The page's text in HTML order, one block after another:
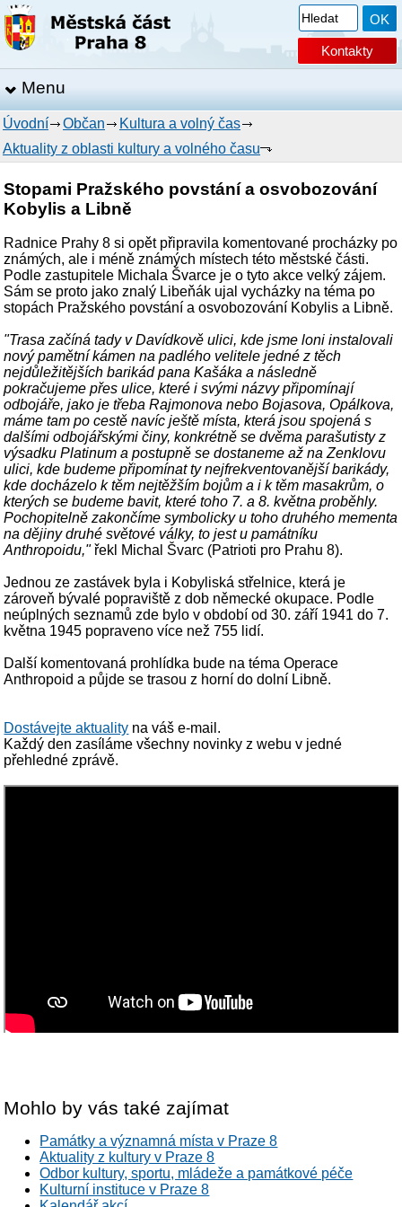
Kontakty
Menu
Úvodní Občan
Kultura a volný čas
Aktuality z oblasti kultury a volného času
Stopami Pražského povstání a osvobozování
Kobylis a Libně
Radnice Prahy 8 si opět připravila komentované procházky po
známých, ale i méně známých místech této městské části.
Podle zastupitele Michala Švarce je o tyto akce velký zájem.
Sám se proto jako znalý Libeňák ujal vycházky na téma po
stopách Pražského povstání a osvobozování Kobylis a Libně.
"Trasa začíná tady v Davídkově ulici, kde jsme loni instalovali
nový pamětní kámen na padlého velitele jedné z těch
nejdůležitějších barikád pana Kašáka a následně
pokračujeme přes ulice, které i svými názvy připomínají
odbojáře, jako je třeba Rajmonova nebo Bojasova, Opálkova,
máme tam po cestě navíc ještě místa, která jsou spojená s
dalšími odbojářskými činy, konkrétně se dvěma parašutisty z
výsadku Platinum a postupně se dostaneme až na Zenklovu
ulici, kde budeme připomínat ty nejfrekventovanější barikády,
kde docházelo k těm nejtěžším bojům a i k těm masakrům, o
kterých se budeme bavit, které toho 7. a 8. května proběhly.
Pochopitelně zakončíme symbolicky u toho druhého mementa
na dějiny druhé světové války, to jest u památníku
Anthropoidu,"řekl Michal Švarc (Patrioti pro Prahu 8).
Jednou ze zastávek byla i Kobyliská střelnice, která je
zároveň bývalé popraviště z dob německé okupace. Podle
neúplných seznamů zde bylo v období od 30. září 1941 do 7.
května 1945 popraveno více než 755 lidí.
Další komentovaná prohlídka bude na téma Operace
Anthropoid a půjde se trasou z horní do dolní Libně.
Dostávejte aktuality na váš e-mail.
Každý den zasíláme všechny novinky z webu v jedné
přehledné zprávě.
Mohlo by vás také zajímat
Památky a významná místa v Praze 8
Aktuality z kultury v Praze 8
Odbor kultury, sportu, mládeže a památkové péče
Kulturní instituce v Praze 8